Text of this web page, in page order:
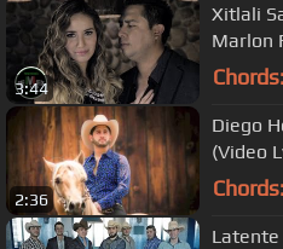
3:44
Xitlali
Marlon
Chords:
2:36
Diego
(Video
Chords:
Latente